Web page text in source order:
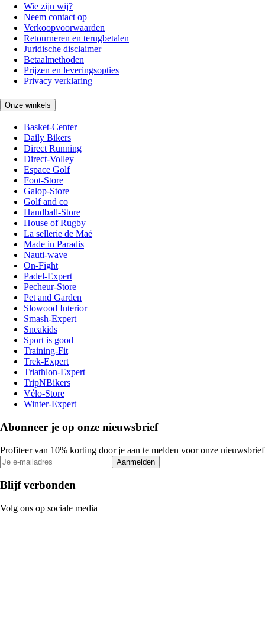
Wie zijn wij?
Neem contact op
Verkoopvoorwaarden
Retourneren en terugbetalen
Juridische disclaimer
Betaalmethoden
Prijzen en leveringsopties
Privacy verklaring
Onze winkels
Basket-Center
Daily Bikers
Direct Running
Direct-Volley
Espace Golf
Foot-Store
Galop-Store
Golf and co
Handball-Store
House of Rugby
La sellerie de Maé
Made in Paradis
Nauti-wave
On-Fight
Padel-Expert
Pecheur-Store
Pet and Garden
Slowood Interior
Smash-Expert
Sneakids
Sport is good
Training-Fit
Trek-Expert
Triathlon-Expert
TripNBikers
Vélo-Store
Winter-Expert
Abonneer je op onze nieuwsbrief
Profiteer van 10% korting door je aan te melden voor onze nieuwsbrief
Aanmelden
Blijf verbonden
Volg ons op sociale media